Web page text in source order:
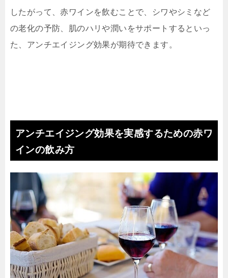
したがって、赤ワインを飲むことで、シワやシミなど
の老化の予防、肌のハリや潤いをサポートするといっ
た、アンチエイジング効果が期待できます。
アンチエイジング効果を実感するための赤ワ
インの飲み方